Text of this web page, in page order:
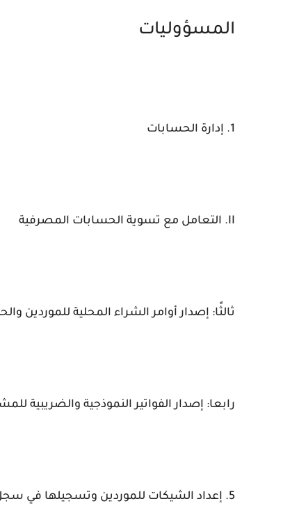
المسؤوليات
1. إدارة الحسابات
II. التعامل مع تسوية الحسابات المصرفية
ثالثًا: إصدار أوامر الشراء المحلية للموردين
رابعا: إصدار الفواتير النموذجية والضريبية
5. إعداد الشيكات للموردين وتسجيلها في سجل الشيكات المؤجلة بشكل دقيق